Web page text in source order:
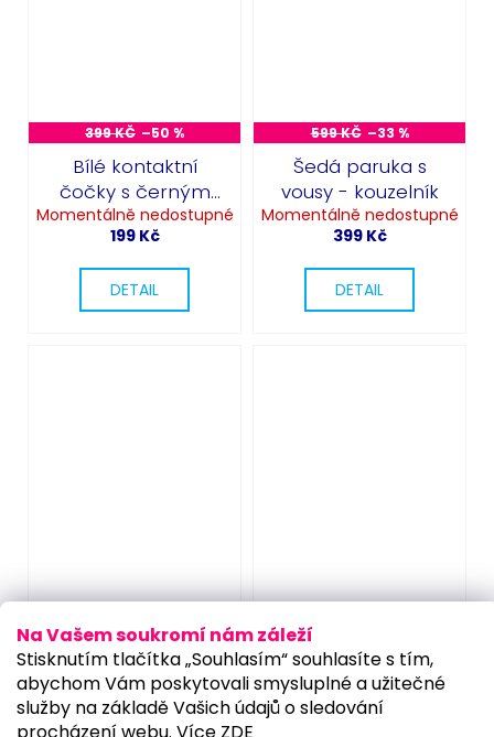
Na Vašem soukromí nám záleží
Stisknutím tlačítka „Souhlasím“ souhlasíte s tím,
abychom Vám poskytovali smysluplné a užitečné
služby na základě Vašich údajů o sledování
399 KČ –50 %
Bílé kontaktní
čočky s černým
okrajem - White
Manson
Momentálně nedostupné
199 Kč
DETAIL
599 KČ –33 %
Šedá paruka s
vousy - kouzelník
Momentálně nedostupné
399 Kč
DETAIL
159 KČ
Pirátská sada -
489 KČ –26 %
Návleky na boty